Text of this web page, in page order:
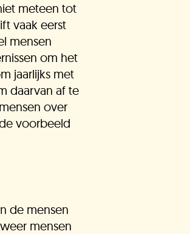
meteen tot
vaak eerst
mensen
om het
jaarlijks met
daarvan af te
over
voorbeeld
de mensen
mensen